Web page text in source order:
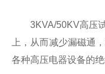
3KVA/50KV高压试
上，从而减少漏磁通
各种高压电器设备的